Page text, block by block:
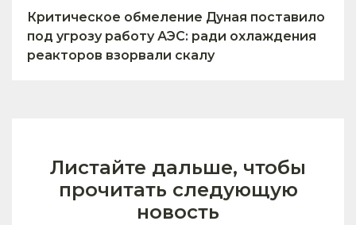
Критическое обмеление Дуная поставило
под угрозу работу АЭС: ради охлаждения
реакторов взорвали скалу
Листайте дальше, чтобы
прочитать следующую
новость